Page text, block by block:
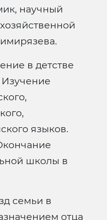
научный
в детстве
Изучение
языков.
школы в
семьи в
отца